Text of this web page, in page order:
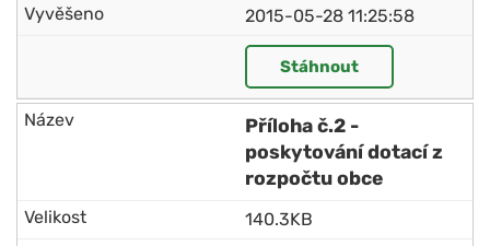
2015-05-28 11:25:58
Stáhnout
Příloha č.2 -
poskytování dotací z
rozpočtu obce
140.3KB